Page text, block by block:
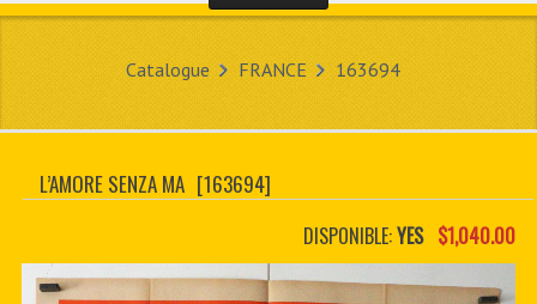
MON COPTE
CONTACTER
PDF BOOKS
CUSTOM PDF
Catalogue FRANCE 163694
L’AMORE SENZA MA [163694]
DISPONIBLE:YES $1,040.00